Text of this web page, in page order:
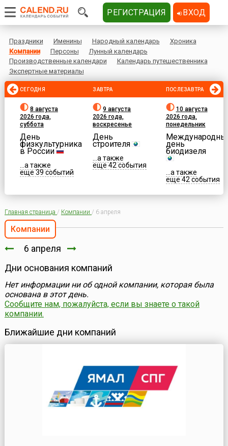
Праздники Именины Народный календарь
Хроника
Компании
Персоны
Лунный календарь
Производственные календари
Календарь путешественника
Экспертные материалы
СЕГОДНЯ
8 августа
2026 года,
суббота
День
физкультурника
в России
...а также
еще 39 событий
ЗАВТРА
9 августа
2026 года,
воскресенье
День
строителя
...а также
еще 42 события
ПОСЛЕЗАВТРА
10 августа
2026 года,
понедельник
день
биодизеля
...а также
еще 42 события
Главная страница / Компании / 6 апреля
Компании
6 апреля
Дни основания компаний
Нет информации ни об одной компании, которая была
основана в этот день.
Сообщите нам, пожалуйста, если вы знаете о такой
компании.
Ближайшие дни компаний
РЕГИСТРАЦИЯ ВХОД